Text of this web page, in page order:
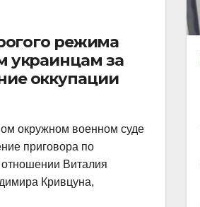
режима
украинцам за
оккупации
окружном военном суде
приговора по
Виталия
Кривцуна,